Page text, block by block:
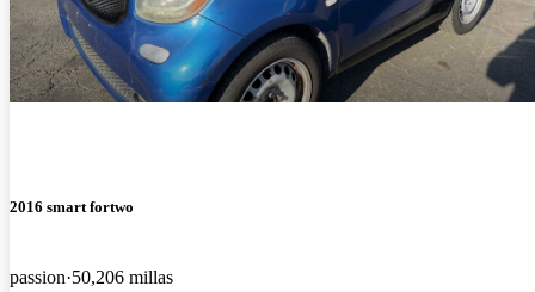
2016 smart fortwo
passion 50,206 millas